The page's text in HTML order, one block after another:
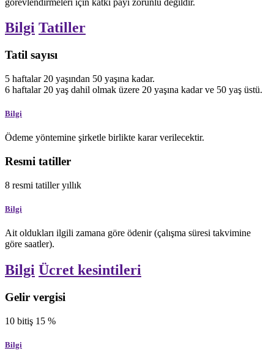
Bilgi Tatiller
Tatil sayısı
5 haftalar 20 yaşından 50 yaşına kadar.
6 haftalar 20 yaş dahil olmak üzere 20 yaşına kadar ve 50 yaş üstü.
Bilgi
Ödeme yöntemine şirketle birlikte karar verilecektir.
Resmi tatiller
8 resmi tatilleryıllık
Bilgi
Ait oldukları ilgili zamana göre ödenir (çalışma süresi takvimine
göre saatler).
Bilgi Ücret kesintileri
Gelir vergisi
10 bitiş 15 %
Bilgi